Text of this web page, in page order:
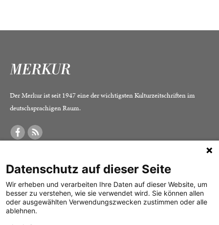
Der Merkur ist seit 1947 eine der wichtigsten Kulturzeitschriften im
deutschsprachigen Raum.
Was ist der Merkur?
Herausgeber /
Redaktion
Verlag
Alle Abos im Überblick
Print-Abo
Digital-Abo
Impressum
Datenschutz
Mediadaten
Datenschutz auf dieser Seite
Wir erheben und verarbeiten Ihre Daten auf dieser Website, um
besser zu verstehen, wie sie verwendet wird. Sie können allen
oder ausgewählten Verwendungszwecken zustimmen oder alle
ablehnen.